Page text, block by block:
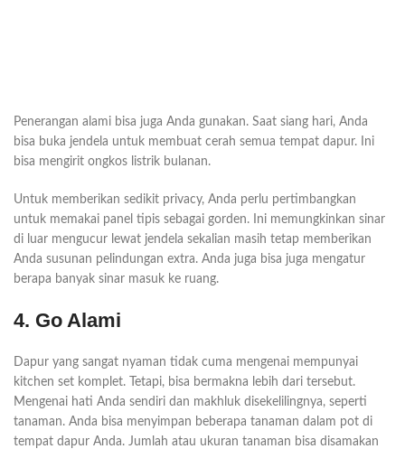
Penerangan alami bisa juga Anda gunakan. Saat siang hari, Anda
bisa buka jendela untuk membuat cerah semua tempat dapur. Ini
bisa mengirit ongkos listrik bulanan.
Untuk memberikan sedikit privacy, Anda perlu pertimbangkan
untuk memakai panel tipis sebagai gorden. Ini memungkinkan sinar
di luar mengucur lewat jendela sekalian masih tetap memberikan
Anda susunan pelindungan extra. Anda juga bisa juga mengatur
berapa banyak sinar masuk ke ruang.
4. Go Alami
Dapur yang sangat nyaman tidak cuma mengenai mempunyai
kitchen set komplet. Tetapi, bisa bermakna lebih dari tersebut.
Mengenai hati Anda sendiri dan makhluk disekelilingnya, seperti
tanaman. Anda bisa menyimpan beberapa tanaman dalam pot di
tempat dapur Anda. Jumlah atau ukuran tanaman bisa disamakan